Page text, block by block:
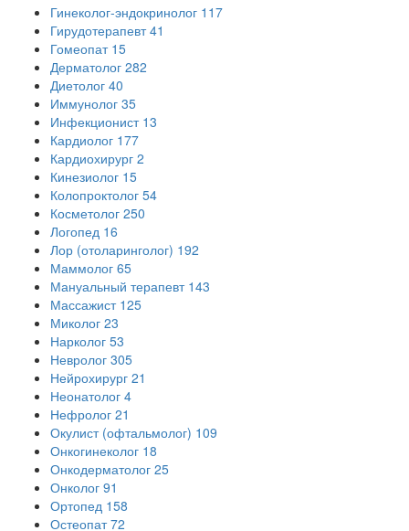
Гинеколог-эндокринолог 117
Гирудотерапевт 41
Гомеопат 15
Дерматолог 282
Диетолог 40
Иммунолог 35
Инфекционист 13
Кардиолог 177
Кардиохирург 2
Кинезиолог 15
Колопроктолог 54
Косметолог 250
Логопед 16
Лор (отоларинголог) 192
Маммолог 65
Мануальный терапевт 143
Массажист 125
Миколог 23
Нарколог 53
Невролог 305
Нейрохирург 21
Неонатолог 4
Нефролог 21
Окулист (офтальмолог) 109
Онкогинеколог 18
Онкодерматолог 25
Онколог 91
Ортопед 158
Остеопат 72